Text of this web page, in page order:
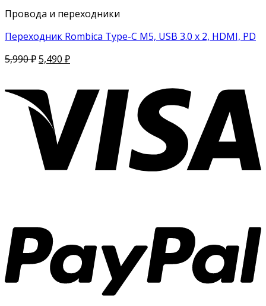
Провода и переходники
Переходник Rombica Type-C M5, USB 3.0 x 2, HDMI, PD
5,990₽5,490 ₽